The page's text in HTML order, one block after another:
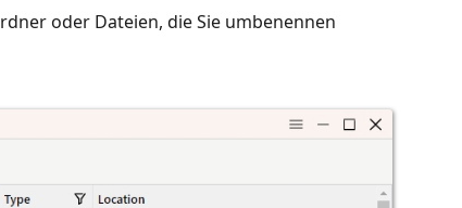
oder Dateien, die Sie umbenennen